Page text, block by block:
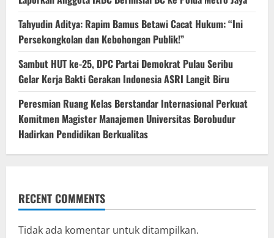
‎Tahyudin Aditya: Rapim Bamus Betawi Cacat Hukum: “Ini
Persekongkolan dan Kebohongan Publik!”
‎Sambut HUT ke-25, DPC Partai Demokrat Pulau Seribu
Gelar Kerja Bakti Gerakan Indonesia ASRI Langit Biru
Peresmian Ruang Kelas Berstandar Internasional Perkuat
Komitmen Magister Manajemen Universitas Borobudur
Hadirkan Pendidikan Berkualitas
RECENT COMMENTS
Tidak ada komentar untuk ditampilkan.